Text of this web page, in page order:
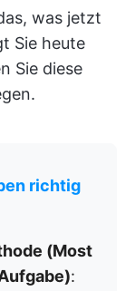
was jetzt
Sie heute
Sie diese
richtig
(Most
: